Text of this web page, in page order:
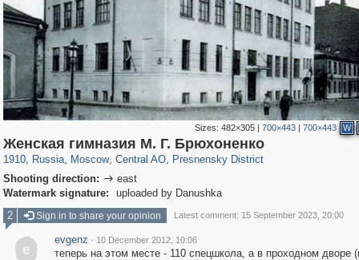
Sizes: 482×305| 700×443| 700×443 W
Женская гимназия М. Г. Брюхоненко
1910, Russia
1,406,799 29,243
, Moscow
319,864 8,286
, Central AO
160,012 5,916
, Presnensky District
13,348 396
Shooting direction:  east
Watermark signature:
uploaded by Danushka
2
Sign in to share your opinion Latest comment: 15 September 2023, 20:00
e
evgenz · 10 December 2012, 10:06
теперь на этом месте - 110 спецшкола, а в проходном дворе